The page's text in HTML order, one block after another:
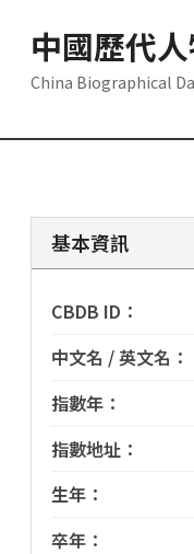
中國歷代
China Biographical
基本資訊
CBDB ID：
中文名 / 英文名：
指數年：
指數地址：
生年：
卒年：